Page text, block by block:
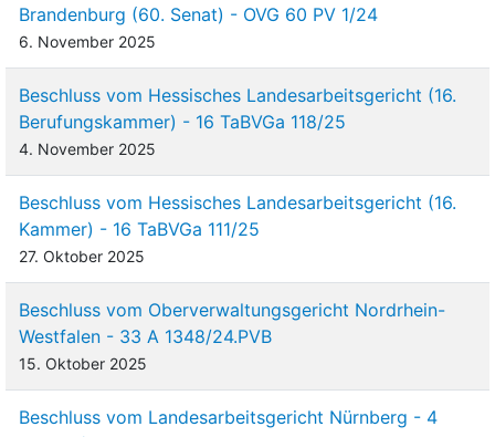
Brandenburg (60. Senat) - OVG 60 PV 1/24
6. November 2025
Beschluss vom Hessisches Landesarbeitsgericht (16.
Berufungskammer) - 16 TaBVGa 118/25
4. November 2025
Beschluss vom Hessisches Landesarbeitsgericht (16.
Kammer) - 16 TaBVGa 111/25
27. Oktober 2025
Beschluss vom Oberverwaltungsgericht Nordrhein-
Westfalen - 33 A 1348/24.PVB
15. Oktober 2025
Beschluss vom Landesarbeitsgericht Nürnberg - 4